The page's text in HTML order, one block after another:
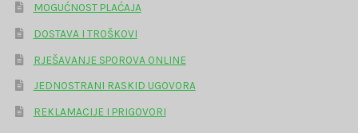
MOGUĆNOST PLAĆAJA
DOSTAVA I TROŠKOVI
RJEŠAVANJE SPOROVA ONLINE
JEDNOSTRANI RASKID UGOVORA
REKLAMACIJE I PRIGOVORI